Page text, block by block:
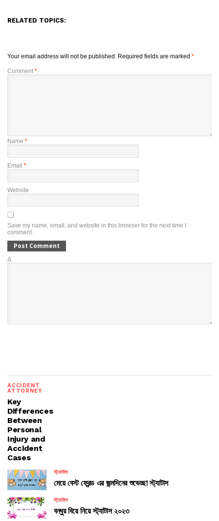
RELATED TOPICS:
Your email address will not be published. Required fields are marked *
Comment *
Name *
Email *
Website
Save my name, email, and website in this browser for the next time I
comment.
Δ
ACCIDENT
ATTORNEY
Key
Differences
Between
Personal
Injury and
Accident
Cases
স্ট্যাটাস
মেয়ে বেস্ট ফ্রেন্ড এর জন্মদিনের শুভেচ্ছা স্ট্যাটাস
স্ট্যাটাস
বন্ধুর বিয়ে নিয়ে স্ট্যাটাস ২০২৩